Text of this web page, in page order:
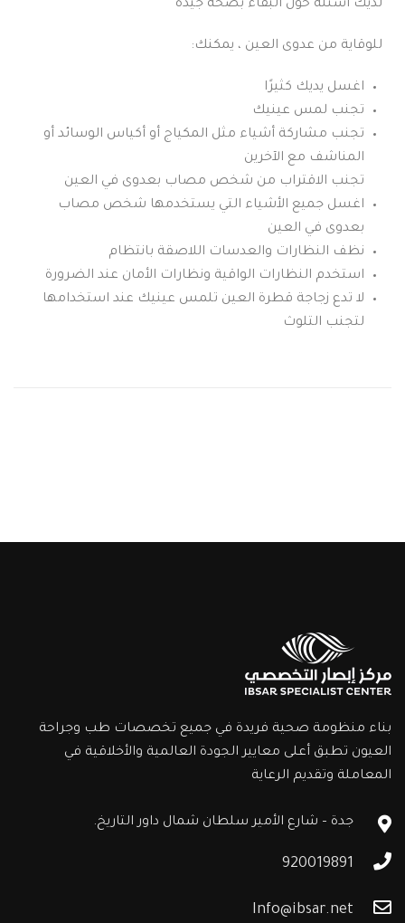
لديك أسئلة حول البقاء بصحة جيدة
للوقاية من عدوى العين ، يمكنك:
اغسل يديك كثيرًا
تجنب لمس عينيك
تجنب مشاركة أشياء مثل المكياج أو أكياس الوسائد أو
المناشف مع الآخرين
تجنب الاقتراب من شخص مصاب بعدوى في العين
اغسل جميع الأشياء التي يستخدمها شخص مصاب
بعدوى في العين
نظف النظارات والعدسات اللاصقة بانتظام
استخدم النظارات الواقية ونظارات الأمان عند الضرورة
لا تدع زجاجة قطرة العين تلمس عينيك عند استخدامها
لتجنب التلوث
بناء منظومة صحية فريدة في جميع تخصصات طب وجراحة
العيون تطبق أعلى معايير الجودة العالمية والأخلاقية في
المعاملة وتقديم الرعاية
جدة – شارع الأمير سلطان شمال داور التاريخ.
920019891
Info@ibsar.net